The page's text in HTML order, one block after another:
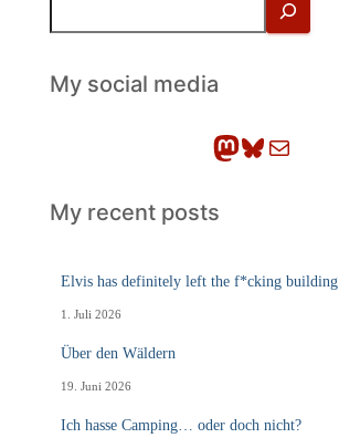
h
eMy social media
Mastodon Bluesky E-Mail
My recent posts
Elvis has definitely left the f*cking building
1. Juli 2026
Über den Wäldern
19. Juni 2026
Ich hasse Camping… oder doch nicht?